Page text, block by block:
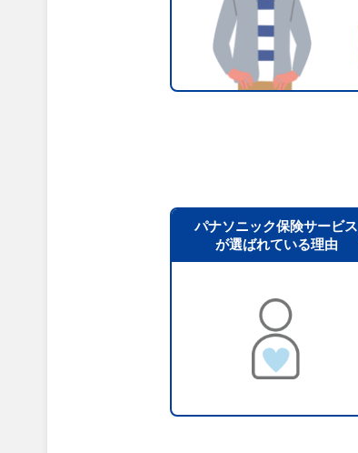
パナソニック保険サービス
が選ばれている理由